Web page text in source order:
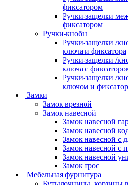
фиксатором
Ручки-защелки
фиксатором
Ручки-кнобы
Ручки-защелки /
ключа и фиксатора
Ручки-защелки /
ключа с
Ручки-защелки /
ключом и
Замки
Замок врезной
Замок навесной
Замок навесной
Замок навесной
Замок навесной с
Замок навесной с
Замок навесной
Замок трос
Мебельная фурнитура
Бутылочницы, корзины